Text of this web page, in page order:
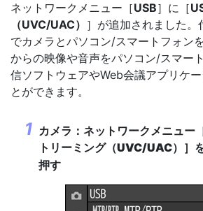
ネットワークメニュー［USB］に［
（UVC/UAC） ］が追加されました
でカメラとパソコン/スマートフォン
からの映像や音声をパソコン/スマー
信ソフトウェアやWeb会議アプリケ
とができます。
カメラ：ネットワークメニュー
トリーミング（UVC/UAC） ］
押す